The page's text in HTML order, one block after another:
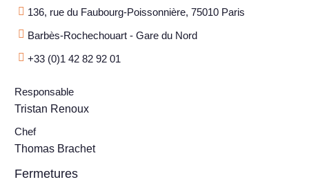
136, rue du Faubourg-Poissonnière, 75010 Paris
Barbès-Rochechouart - Gare du Nord
+33 (0)1 42 82 92 01
Responsable
Tristan Renoux
Chef
Thomas Brachet
Fermetures